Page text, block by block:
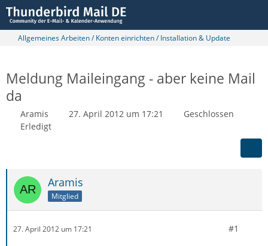
Allgemeines Arbeiten / Konten einrichten / Installation & Update
Meldung Maileingang - aber keine Mail
da
Aramis 27. April 2012 um 17:21
Geschlossen
Erledigt
Aramis
Mitglied
27. April 2012 um 17:21 #1